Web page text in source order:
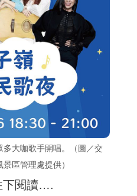
大咖歌手開唱。（圖／交
區管理處提供）
下閱讀….